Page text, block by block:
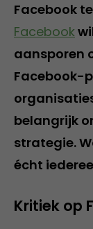
Facebook
Facebook
aansporen
Facebook-
belangrijk
strategie.
écht
Kritiek op